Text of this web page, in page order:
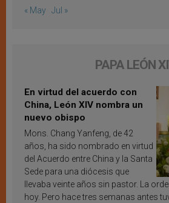
« May Jul »
PAPA LEÓN
En virtud del acuerdo con
China, León XIV nombra un
nuevo obispo
Mons. Chang Yanfeng, de 42
años, ha sido nombrado en virtud
del Acuerdo entre China y la Santa
Sede para una diócesis que
llevaba veinte años sin pastor. La
hoy. Pero hace tres semanas antes